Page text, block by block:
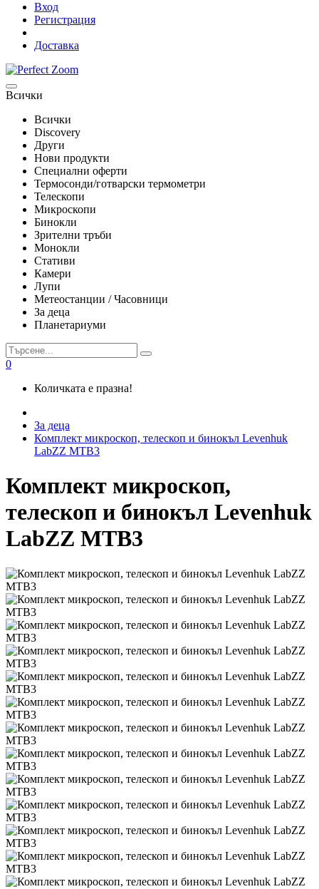
Вход
Регистрация
Доставка
Всички
Всички
Discovery
Други
Нови продукти
Специални оферти
Термосонди/готварски термометри
Телескопи
Микроскопи
Бинокли
Зрителни тръби
Монокли
Стативи
Камери
Лупи
Метеостанции / Часовници
За деца
Планетариуми
0
Количката е празна!
За деца
Комплект микроскоп, телескоп и бинокъл Levenhuk
LabZZ MTB3
Комплект микроскоп,
телескоп и бинокъл Levenhuk
LabZZ MTB3